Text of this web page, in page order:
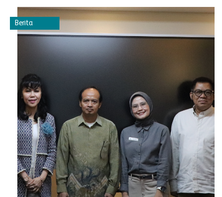
Berita